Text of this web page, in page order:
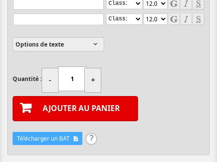
Options de texte
Quantité : - +
AJOUTER AU PANIER
Télécharger un BAT